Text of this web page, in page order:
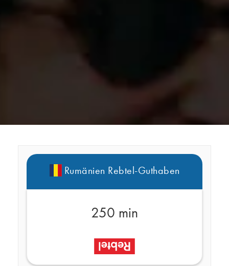
Rumänien Rebtel-Guthaben
250 min